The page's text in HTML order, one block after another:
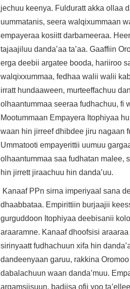
jechuu keenya. Fulduratt akka ollaa
uummatanis, seera walqixummaan
empayeraa kosiitt darbameeraa.
tajaajiluu danda’aa ta’aa. Gaaffiin
erga deebii argatee booda, hariiroo
walqixxummaa, fedhaa walii walii
irratt hundaaween, murteeffachuu
olhaantummaa seeraa fudhachuu, fi
Mootummaan Empayera Itophiyaa
waan hin jirreef dhibdee jiru nagaan
Ummatooti empayerittii uumuu
olhaantummaa saa fudhatan malee,
hin jirrett jiraachuu hin danda’uu.
Kanaaf PPn sirna imperiyaal sana
dhaabbataa. Empirittiin burjaajii
gurguddoon Itophiyaa deebisanii
araaramne. Kanaaf dhoofsisi
sirinyaatt fudhachuun xifa hin
dandeenyaan garuu, rakkina
dabalachuun waan danda’muu.
argamsiisuun, badiisa ofii yoo